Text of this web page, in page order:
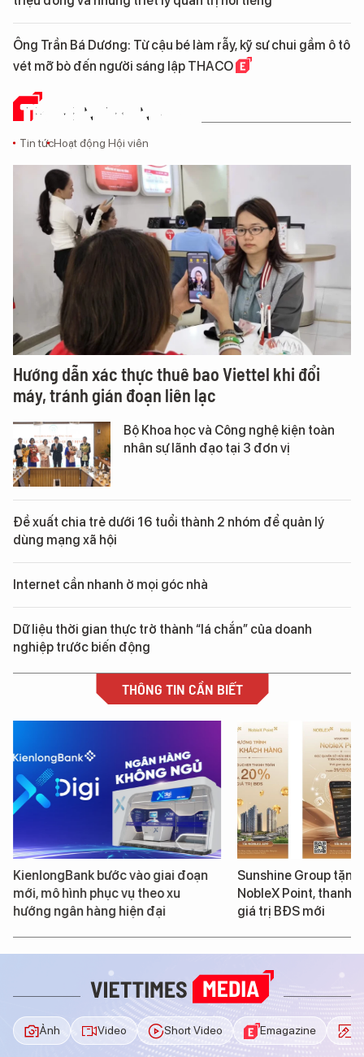
Ông Trần Bá Dương: Từ cậu bé làm rẫy, kỹ sư chui gầm ô tô
vét mỡ bò đến người sáng lập THACO
TRUYỀN THÔNG SỐ
Tin tứcHoạt động Hội viên
Hướng dẫn xác thực thuê bao Viettel khi đổi
máy, tránh gián đoạn liên lạc
Bộ Khoa học và Công nghệ kiện toàn
nhân sự lãnh đạo tại 3 đơn vị
Đề xuất chia trẻ dưới 16 tuổi thành 2 nhóm để quản lý
dùng mạng xã hội
Internet cần nhanh ở mọi góc nhà
Dữ liệu thời gian thực trở thành “lá chắn” của doanh
nghiệp trước biến động
THÔNG TIN CẦN BIẾT
KienlongBank bước vào giai đoạn
mới, mô hình phục vụ theo xu
hướng ngân hàng hiện đại
Sunshine Group tặng
NobleX Point, thanh
giá trị BĐS mới
Ảnh Video Short Video Emagazine